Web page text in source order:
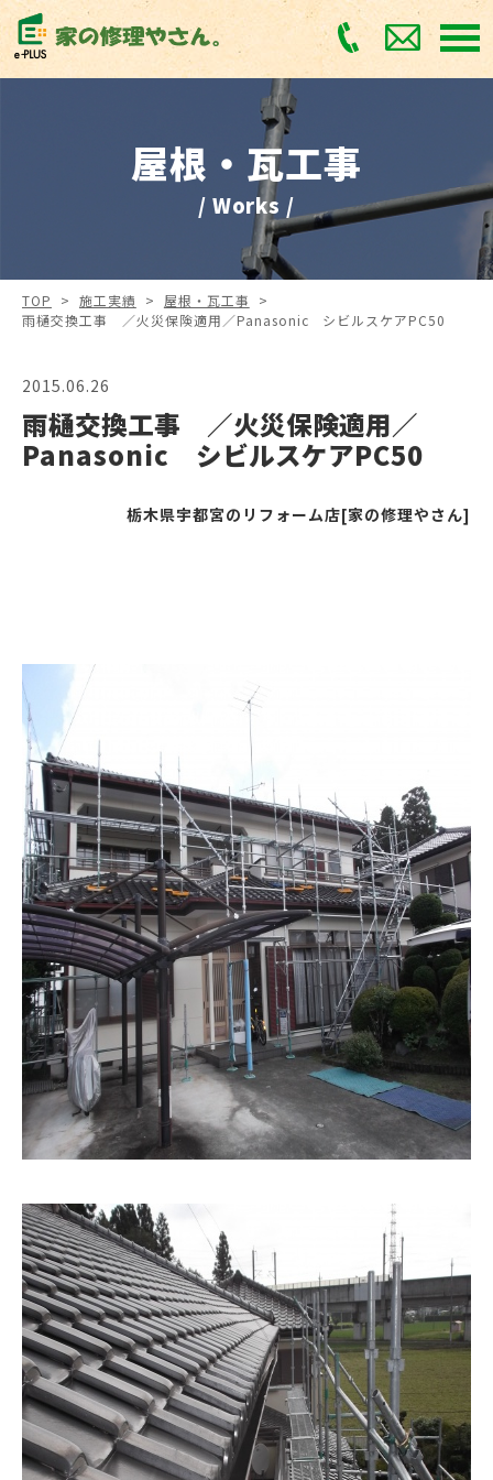
屋根・瓦工事
/ Works /
TOP > 施工実績 > 屋根・瓦工事
>
雨樋交換工事 ／火災保険適用／Panasonic シビルスケアPC50
2015.06.26
雨樋交換工事 ／火災保険適用／
Panasonic シビルスケアPC50
栃木県宇都宮のリフォーム店[家の修理やさん]